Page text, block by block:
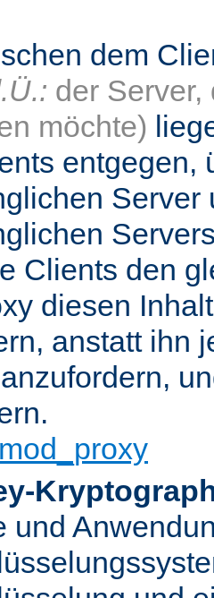
dem
der
möchte)
entgegen,
Server
Clients den
diesen
anstatt ihn
mod_proxy
und